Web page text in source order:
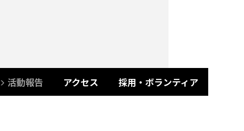
活動報告 アクセス 採用・ボランティア